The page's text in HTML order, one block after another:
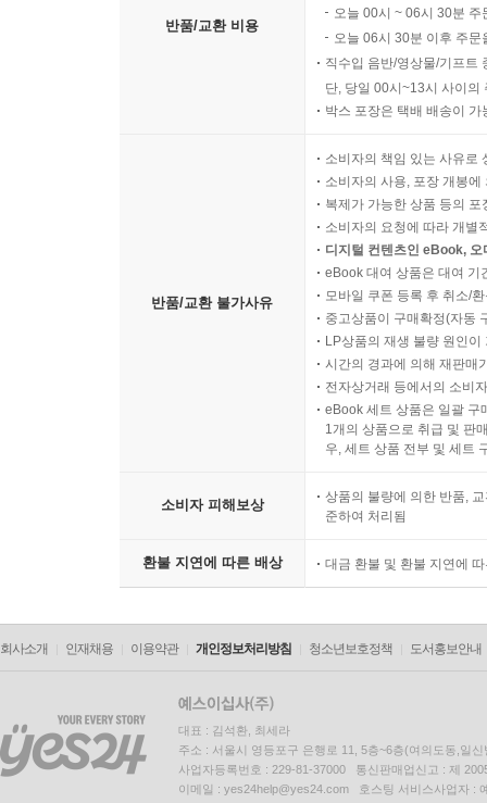
반품/교환 비용
오늘 00시 ~ 06시 30분
오늘 06시 30분 이후 주
직수입 음반/영상물/기프트
단, 당일 00시~13시 사이의
박스 포장은 택배 배송이
반품/교환 불가사유
소비자의 책임 있는 사유로
소비자의 사용, 포장 개봉
복제가 가능한 상품 등의
소비자의 요청에 따라 개별
디지털 컨텐츠인 eBook,
eBook 대여 상품은 대여 기
모바일 쿠폰 등록 후 취소/
중고상품이 구매확정(자동
LP상품의 재생 불량 원인
시간의 경과에 의해 재판매
전자상거래 등에서의 소비
eBook 세트 상품은 일괄 구
1개의 상품으로 취급 및 판
우, 세트 상품 전부 및 세트
소비자 피해보상
상품의 불량에 의한 반품,
준하여 처리됨
환불 지연에 따른 배상 대금 환불 및 환불 지연에
회사소개 인재채용 이용약관 개인정보처리방침 청소년보호정책 도서홍보안내
대표 : 김석환, 최세라
주소 : 서울시 영등포구 은행로 11, 5층~6층(여의도동,일신
사업자등록번호 : 229-81-37000 통신판매업신고 : 제
이메일 : yes24help@yes24.com 호스팅 서비스사업자 :